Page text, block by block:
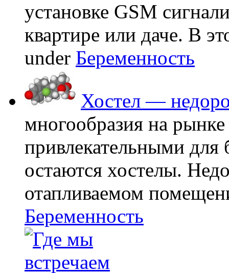
установке GSM
квартире или даче. В
under Беременность
Хостел —
многообразия на
привлекательными
остаются хостелы.
отапливаемом
Беременность